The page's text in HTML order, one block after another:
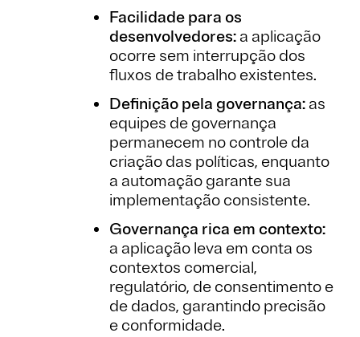
Facilidade para os
desenvolvedores: a aplicação
ocorre sem interrupção dos
fluxos de trabalho existentes.
Definição pela governança: as
equipes de governança
permanecem no controle da
criação das políticas, enquanto
a automação garante sua
implementação consistente.
Governança rica em contexto:
a aplicação leva em conta os
contextos comercial,
regulatório, de consentimento e
de dados, garantindo precisão
e conformidade.